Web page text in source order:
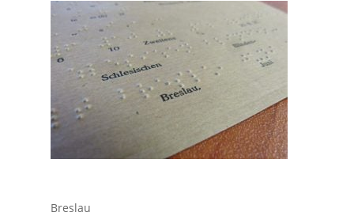
Breslau